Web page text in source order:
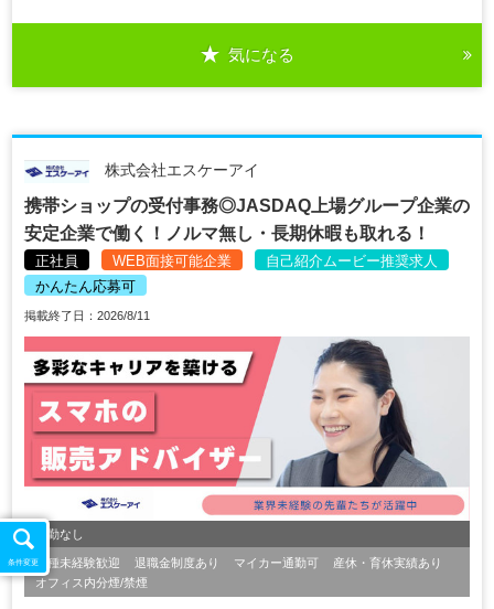
気になる
株式会社エスケーアイ
携帯ショップの受付事務◎JASDAQ上場グループ企業の
安定企業で働く！ノルマ無し・長期休暇も取れる！
正社員 WEB面接可能企業
自己紹介ムービー推奨求人
かんたん応募可
掲載終了日：2026/8/11
転勤なし
職種未経験歓迎 退職金制度あり マイカー通勤可
産休・育休実績あり
オフィス内分煙/禁煙
条件変更